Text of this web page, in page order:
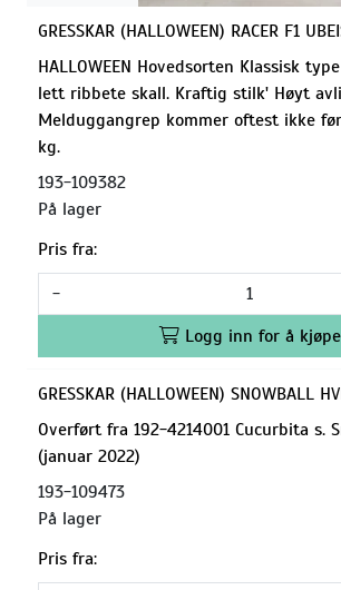
GRESSKAR (HALLOWEEN) RACER F1
HALLOWEEN Hovedsorten Klassisk
lett ribbete skall. Kraftig stilk' Høyt
Melduggangrep kommer oftest ikke
kg.
193-109382
På lager
Pris fra:
-
Logg inn for å kjøpe
GRESSKAR (HALLOWEEN) SNOWBALL
Overført fra 192-4214001 Cucurbita s.
(januar 2022)
193-109473
På lager
Pris fra: